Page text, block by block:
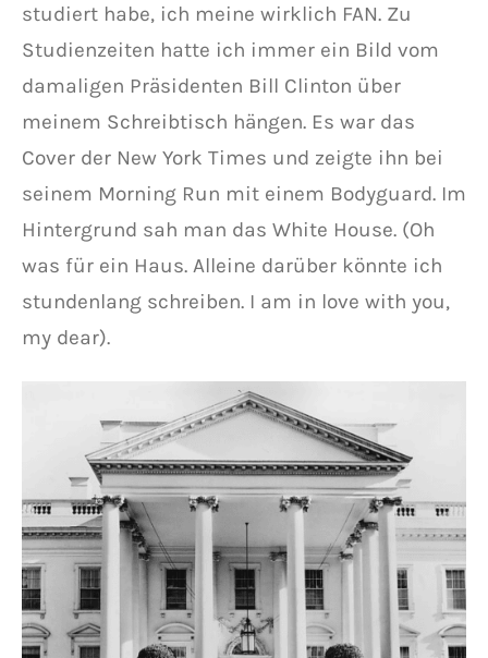
studiert habe, ich meine wirklich FAN. Zu
Studienzeiten hatte ich immer ein Bild vom
damaligen Präsidenten Bill Clinton über
meinem Schreibtisch hängen. Es war das
Cover der New York Times und zeigte ihn bei
seinem Morning Run mit einem Bodyguard. Im
Hintergrund sah man das White House. (Oh
was für ein Haus. Alleine darüber könnte ich
stundenlang schreiben. I am in love with you,
my dear).